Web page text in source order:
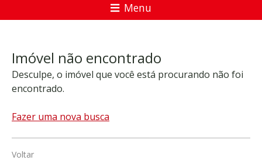
Menu
Imóvel não encontrado
Desculpe, o imóvel que você está procurando não foi
encontrado.
Fazer uma nova busca
Voltar